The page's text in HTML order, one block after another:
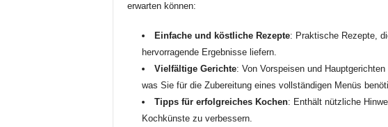
erwarten können:
Einfache und köstliche Rezepte: Praktische Rezepte,
hervorragende Ergebnisse liefern.
Vielfältige Gerichte: Von Vorspeisen und
was Sie für die Zubereitung eines vollständigen Menüs
Tipps für erfolgreiches Kochen: Enthält nützliche
Kochkünste zu verbessern.